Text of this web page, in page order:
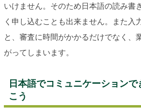
いけません。そのため日本語の読み書
く申し込むことも出来ません。また入
と、審査に時間がかかるだけでなく、
がってしまいます。
日本語でコミュニケーション
こう